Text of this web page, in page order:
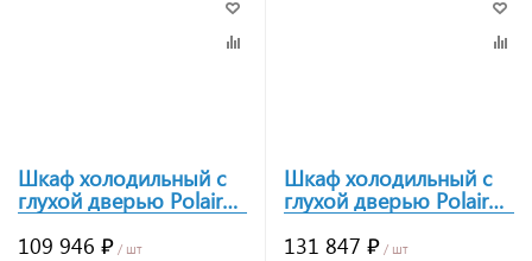
Шкаф холодильный с
глухой дверью Polair
CM105hd-G
109 946 ₽ / шт
Шкаф холодильный с
глухой дверью Polair
CB107hd-S
131 847 ₽ / шт